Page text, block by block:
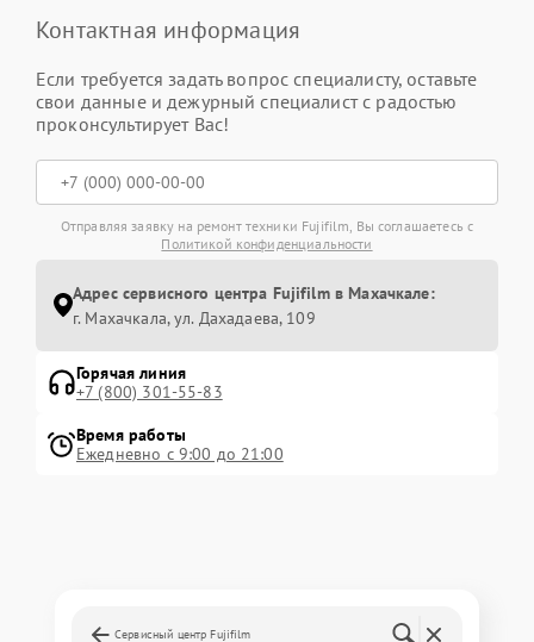
Контактная информация
Если требуется задать вопрос специалисту, оставьте
свои данные и дежурный специалист с радостью
проконсультирует Вас!
Отправляя заявку на ремонт техники Fujifilm, Вы соглашаетесь с
Политикой конфиденциальности
Адрес сервисного центра Fujifilm в Махачкале:
г. Махачкала, ул. Дахадаева, 109
Горячая линия
+7 (800) 301-55-83
Время работы
Ежедневно с 9:00 до 21:00
Сервисный центр Fujifilm